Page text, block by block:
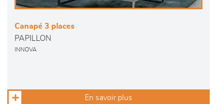
Canapé 3 places
PAPILLON
INNOVA
En savoir plus